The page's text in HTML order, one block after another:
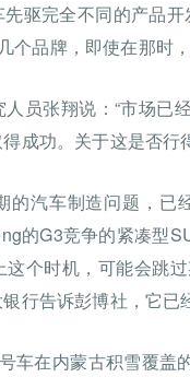
驱完全不同的产品
个品牌，即使在那时
员张翔说：“市场已
成功。关于这是否行
的汽车制造问题，已
的G3竞争的紧凑型
个时机，可能会跳
行告诉彭博社，它已
车在内蒙古积雪覆